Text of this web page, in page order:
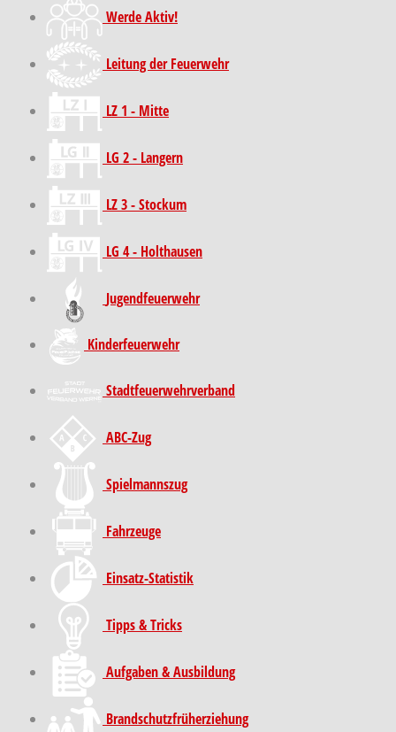
Werde Aktiv!
Leitung der Feuerwehr
LZ 1 - Mitte
LG 2 - Langern
LZ 3 - Stockum
LG 4 - Holthausen
Jugendfeuerwehr
Kinder­feuer­wehr
Stadt­feuer­wehr­verband
ABC-Zug
Spielmannszug
Fahrzeuge
Einsatz-Statistik
Tipps & Tricks
Aufgaben & Ausbildung
Brand­schutz­früh­erziehung